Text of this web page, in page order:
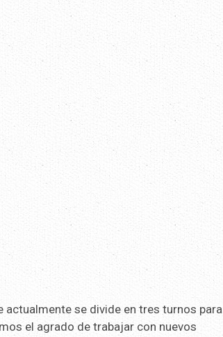
se divide en tres turnos para
el agrado de trabajar con nuevos